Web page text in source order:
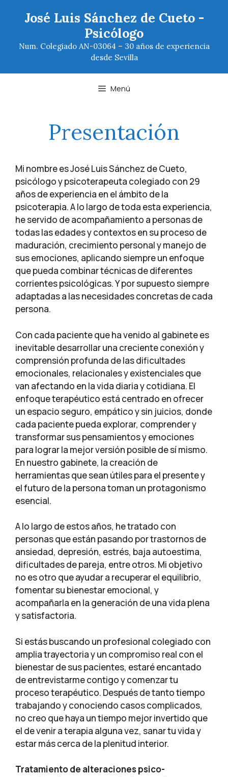
José Luis Sánchez de Cueto -
Psicólogo
Num. Colegiado AN-03064 – 30 años de experiencia
desde Sevilla
Menú
Presentación
Mi nombre es José Luis Sánchez de Cueto,
psicólogo y psicoterapeuta colegiado con 29
años de experiencia en el ámbito de la
psicoterapia. A lo largo de toda esta experiencia,
he servido de acompañamiento a personas de
todas las edades y contextos en su proceso de
maduración, crecimiento personal y manejo de
sus emociones, aplicando siempre un enfoque
que pueda combinar técnicas de diferentes
corrientes psicológicas. Y por supuesto siempre
adaptadas a las necesidades concretas de cada
persona.
Con cada paciente que ha venido al gabinete es
inevitable desarrollar una creciente conexión y
comprensión profunda de las dificultades
emocionales, relacionales y existenciales que
van afectando en la vida diaria y cotidiana. El
enfoque terapéutico está centrado en ofrecer
un espacio seguro, empático y sin juicios, donde
cada paciente pueda explorar, comprender y
transformar sus pensamientos y emociones
para lograr la mejor versión posible de sí mismo.
En nuestro gabinete, la creación de
herramientas que sean útiles para el presente y
el futuro de la persona toman un protagonismo
esencial.
A lo largo de estos años, he tratado con
personas que están pasando por trastornos de
ansiedad, depresión, estrés, baja autoestima,
dificultades de pareja, entre otros. Mi objetivo
no es otro que ayudar a recuperar el equilibrio,
fomentar su bienestar emocional, y
acompañarla en la generación de una vida plena
y satisfactoria.
Si estás buscando un profesional colegiado con
amplia trayectoria y un compromiso real con el
bienestar de sus pacientes, estaré encantado
de entrevistarme contigo y comenzar tu
proceso terapéutico. Después de tanto tiempo
trabajando y conociendo casos complicados,
no creo que haya un tiempo mejor invertido que
el de venir a terapia alguna vez, sanar tu vida y
estar más cerca de la plenitud interior.
Tratamiento de alteraciones psico-